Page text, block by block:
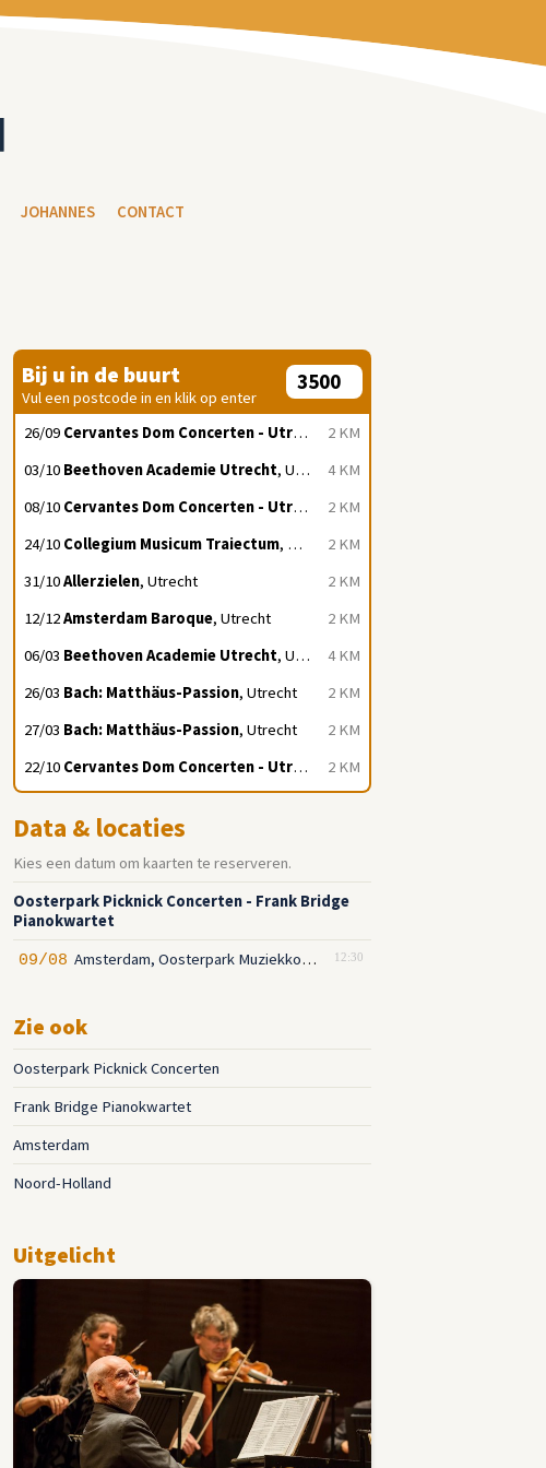
JOHANNES CONTACT
Bij u in de buurt
Vul een postcode in en klik op enter
2 KM
26/09 Cervantes Dom Concerten - Utrecht
, Utrecht
4 KM
03/10 Beethoven Academie Utrecht, Utrecht
2 KM
08/10 Cervantes Dom Concerten - Utrecht
, Utrecht
2 KM
24/10 Collegium Musicum Traiectum, Utrecht
2 KM
31/10Allerzielen, Utrecht
2 KM
12/12Amsterdam Baroque, Utrecht
4 KM
06/03 Beethoven Academie Utrecht, Utrecht
2 KM
26/03 Bach: Matthäus-Passion, Utrecht
2 KM
27/03 Bach: Matthäus-Passion, Utrecht
2 KM
22/10 Cervantes Dom Concerten - Utrecht , Utrecht
Data & locaties
Kies een datum om kaarten te reserveren.
Oosterpark Picknick Concerten - Frank Bridge
Pianokwartet
12:30
09/08 Amsterdam, Oosterpark Muziekkoepel
Zie ook
Oosterpark Picknick Concerten
Frank Bridge Pianokwartet
Amsterdam
Noord-Holland
Uitgelicht